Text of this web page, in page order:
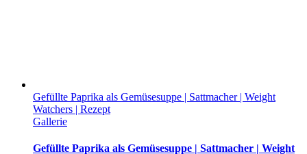
Gefüllte Paprika als Gemüsesuppe | Sattmacher | Weight
Watchers | Rezept
Gallerie
Gefüllte Paprika als Gemüsesuppe | Sattmacher | Weight